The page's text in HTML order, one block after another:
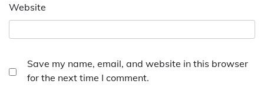
Website
Save my name, email, and website in this browser
for the next time I comment.